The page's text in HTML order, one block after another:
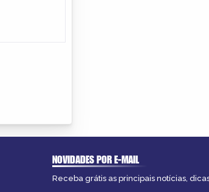
NOVIDADES POR E-MAIL
Receba grátis as principais notícias,